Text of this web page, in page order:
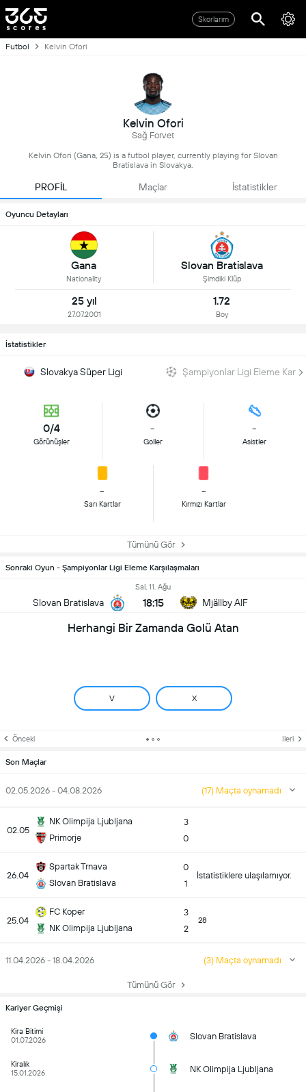
Skorlarım
Futbol Kelvin Ofori
Kelvin Ofori
Sağ Forvet
Kelvin Ofori (Gana, 25) is a futbol player, currently playing for Slovan
Bratislava in Slovakya.
PROFİL Maçlar İstatistikler
Oyuncu Detayları
Gana
Nationality
Slovan Bratislava
Şimdiki Klüp
25 yıl
27.07.2001
1.72
Boy
İstatistikler
Slovakya Süper Ligi Şampiyonlar Ligi Eleme
0/4
Görünüşler
-
Goller
-
Asistler
-
Sarı Kartlar
-
Kırmızı Kartlar
Tümünü Gör
Sonraki Oyun - Şampiyonlar Ligi Eleme Karşılaşmaları
Slovan Bratislava
Sal, 11. Ağu
18:15 Mjällby AIF
Herhangi Bir Zamanda Golü Atan
V X
Önceki Ileri
Son Maçlar
02.05.2026 - 04.08.2026 (17) Maçta oynamadı
02.05
NK Olimpija Ljubljana
Primorje
3
0
26.04
Spartak Trnava
Slovan Bratislava
0
1
İstatistiklere ulaşılamıyor.
25.04
FC Koper
NK Olimpija Ljubljana
3
2
28
11.04.2026 - 18.04.2026 (3) Maçta oynamadı
Tümünü Gör
Kariyer Geçmişi
Kira Bitimi
01.07.2026
Slovan Bratislava
Kiralık
15.01.2026
NK Olimpija Ljubljana